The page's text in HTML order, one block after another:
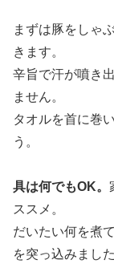
まずは豚をしゃ
きます。
辛旨で汗が噴き
ません。
タオルを首に巻
う。
具は何でもOK。
ススメ。
だいたい何を煮
を突っ込みまし